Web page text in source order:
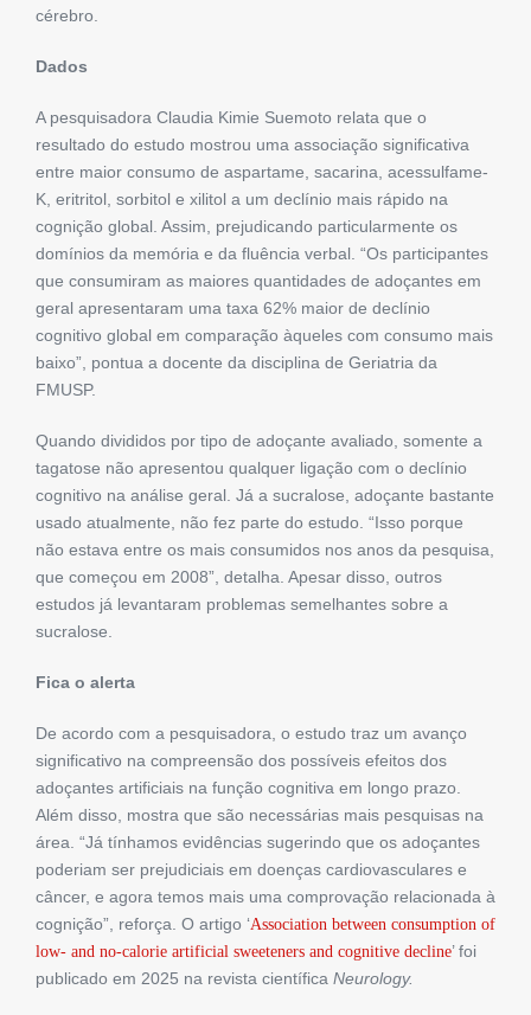
cérebro.
Dados
A pesquisadora Claudia Kimie Suemoto relata que o
resultado do estudo mostrou uma associação significativa
entre maior consumo de aspartame, sacarina, acessulfame-
K, eritritol, sorbitol e xilitol a um declínio mais rápido na
cognição global. Assim, prejudicando particularmente os
domínios da memória e da fluência verbal. “Os participantes
que consumiram as maiores quantidades de adoçantes em
geral apresentaram uma taxa 62% maior de declínio
cognitivo global em comparação àqueles com consumo mais
baixo”, pontua a docente da disciplina de Geriatria da
FMUSP.
Quando divididos por tipo de adoçante avaliado, somente a
tagatose não apresentou qualquer ligação com o declínio
cognitivo na análise geral. Já a sucralose, adoçante bastante
usado atualmente, não fez parte do estudo. “Isso porque
não estava entre os mais consumidos nos anos da pesquisa,
que começou em 2008”, detalha. Apesar disso, outros
estudos já levantaram problemas semelhantes sobre a
sucralose.
Fica o alerta
De acordo com a pesquisadora, o estudo traz um avanço
significativo na compreensão dos possíveis efeitos dos
adoçantes artificiais na função cognitiva em longo prazo.
Além disso, mostra que são necessárias mais pesquisas na
área. “Já tínhamos evidências sugerindo que os adoçantes
poderiam ser prejudiciais em doenças cardiovasculares e
câncer, e agora temos mais uma comprovação relacionada à
cognição”, reforça. O artigo ‘Association between consumption of
low- and no-calorie artificial sweeteners and cognitive decline’ foi
publicado em 2025 na revista científica Neurology.